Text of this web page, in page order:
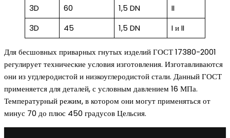
3D
60 1,5 DN
II
3D
45 1,5 DN I и II
Для бесшовных приварных гнутых изделий ГОСТ 17380-2001
регулирует технические условия изготовления. Изготавливаются
они из угдлеродистой и низкоуглеродистой стали. Данный ГОСТ
применяется для деталей, с условным давлением 16 МПа.
Температурный режим, в котором они могут применяться от
минус 70 до плюс 450 градусов Цельсия.